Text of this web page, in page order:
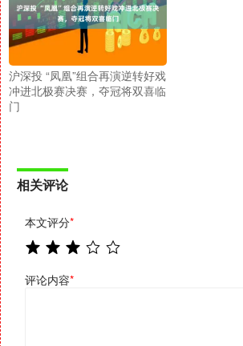
沪深投 “凤凰”组合再演逆转好戏
冲进北极赛决赛，夺冠将双喜临
门
相关评论
本文评分*
评论内容*